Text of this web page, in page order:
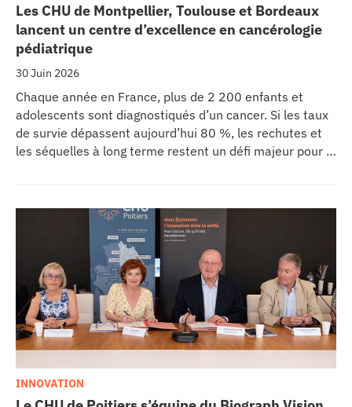
Les CHU de Montpellier, Toulouse et Bordeaux
lancent un centre d’excellence en cancérologie
pédiatrique
30 Juin 2026
Chaque année en France, plus de 2 200 enfants et
adolescents sont diagnostiqués d’un cancer. Si les taux
de survie dépassent aujourd’hui 80 %, les rechutes et
les séquelles à long terme restent un défi majeur pour la
l’Oncopole Claudius Regaud et de leurs partenaires,
lancent CIRCLE, un centre de recherche d’excellence
dédié aux cancers pédiatriques.
INNOVATION